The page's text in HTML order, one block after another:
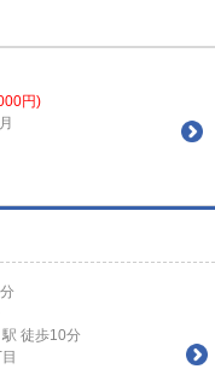
円)
駅 徒歩10分